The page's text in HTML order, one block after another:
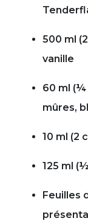
500 ml
vanille
60 ml (¼
mûres,
10 ml (2
125 ml
Feuilles